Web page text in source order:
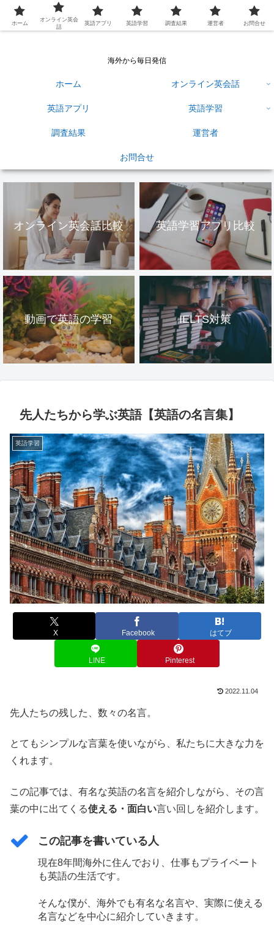
英語学習ひろば
海外から毎日発信
ホーム オンライン英会話
英語アプリ 英語学習
調査結果 運営者
お問合せ
オンライン英会話比較 英語学習アプリ比較
動画で英語の学習 IELTS対策
先人たちから学ぶ英語【英語の名言集】
英語学習
X Facebook はてブ
LINE Pinterest
2022.11.04
先人たちの残した、数々の名言。
とてもシンプルな言葉を使いながら、私たちに大きな力を
くれます。
この記事では、有名な英語の名言を紹介しながら、その言
葉の中に出てくる使える・面白い言い回しを紹介します。
この記事を書いている人
現在8年間海外に住んでおり、仕事もプライベート
も英語の生活です。
そんな僕が、海外でも有名な名言や、実際に使える
名言などを中心に紹介していきます。
ホーム
オンライン英会
話
英語アプリ 英語学習 調査結果 運営者 お問合せ